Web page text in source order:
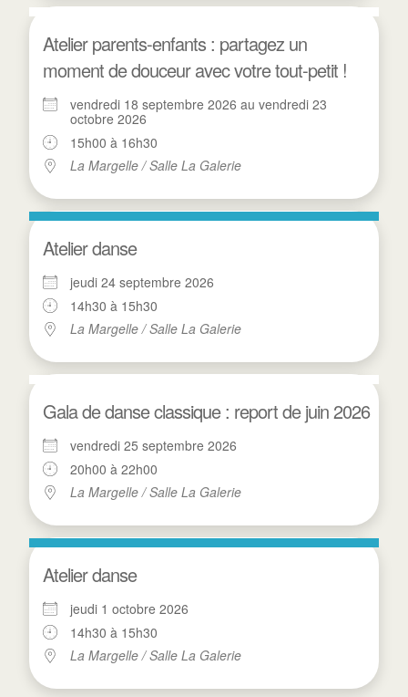
Atelier parents-enfants : partagez un
moment de douceur avec votre tout-petit !
vendredi 18 septembre 2026 au vendredi 23
octobre 2026
15h00 à 16h30
La Margelle / Salle La Galerie
Atelier danse
jeudi 24 septembre 2026
14h30 à 15h30
La Margelle / Salle La Galerie
Gala de danse classique : report de juin 2026
vendredi 25 septembre 2026
20h00 à 22h00
La Margelle / Salle La Galerie
Atelier danse
jeudi 1 octobre 2026
14h30 à 15h30
La Margelle / Salle La Galerie